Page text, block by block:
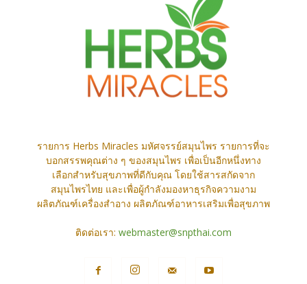
รายการ Herbs Miracles มหัศจรรย์สมุนไพร รายการที่จะ
บอกสรรพคุณต่าง ๆ ของสมุนไพร เพื่อเป็นอีกหนึ่งทาง
เลือกสำหรับสุขภาพที่ดีกับคุณ โดยใช้สารสกัดจาก
สมุนไพรไทย และเพื่อผู้กำลังมองหาธุรกิจความงาม
ผลิตภัณฑ์เครื่องสำอาง ผลิตภัณฑ์อาหารเสริมเพื่อสุขภาพ
ติดต่อเรา: webmaster@snpthai.com